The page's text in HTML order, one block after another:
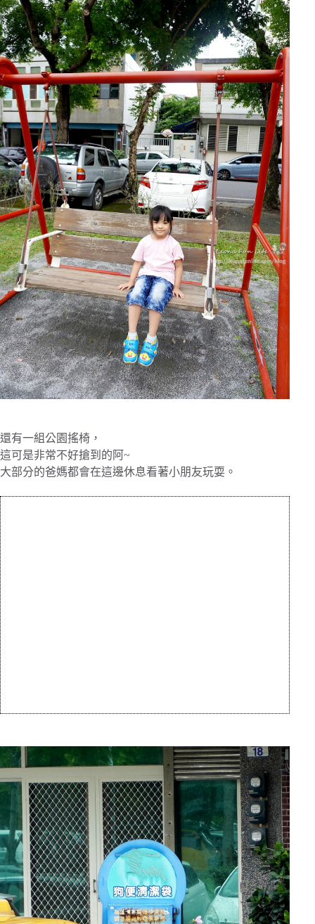
還有一組公園搖椅，
這可是非常不好搶到的阿~
大部分的爸媽都會在這邊休息看著小朋友玩耍。